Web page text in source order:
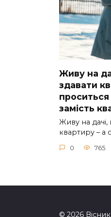
Живу на
здавати
замість
Живу на
квартиру – а
0 765
© 2026